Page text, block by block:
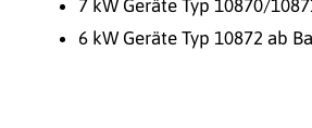
7 kW Geräte Typ 10870/
6 kW Geräte Typ 10872 ab